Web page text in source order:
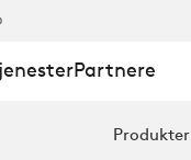
Partnere
Produkter